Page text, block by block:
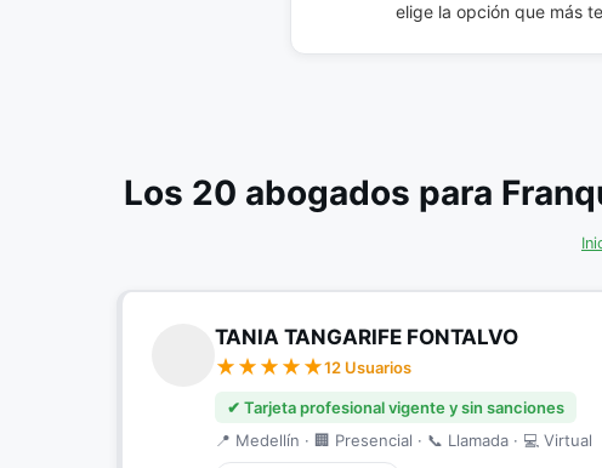
elige la opción que más
Los 20 abogados para
TANIA TANGARIFE FONTALVO
12 Usuarios
✔ Tarjeta profesional vigente y sin sanciones
📍 Medellín · 🏢 Presencial · 📞 Llamada · 💻 Virtual